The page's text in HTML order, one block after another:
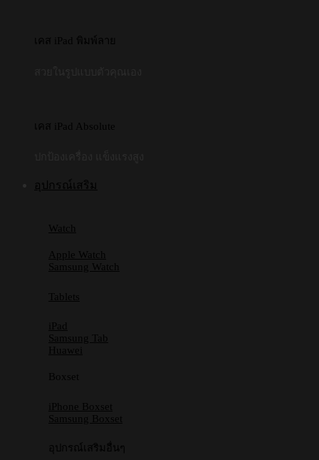
เคส iPad พิมพ์ลาย
เคส iPad Absolute
อุปกรณ์เสริม
Watch
Apple Watch
Samsung Watch
Tablets
iPad
Samsung Tab
Huawei
Boxset
iPhone Boxset
Samsung Boxset
อุปกรณ์เสริมอื่นๆ